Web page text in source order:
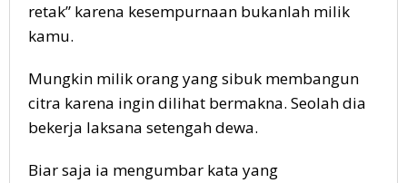
retak” karena kesempurnaan bukanlah milik
kamu.
Mungkin milik orang yang sibuk membangun
citra karena ingin dilihat bermakna. Seolah dia
bekerja laksana setengah dewa.
Biar saja ia mengumbar kata yang